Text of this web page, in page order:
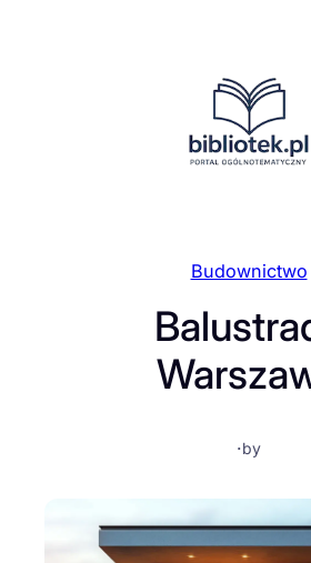
Budownictwo
·by